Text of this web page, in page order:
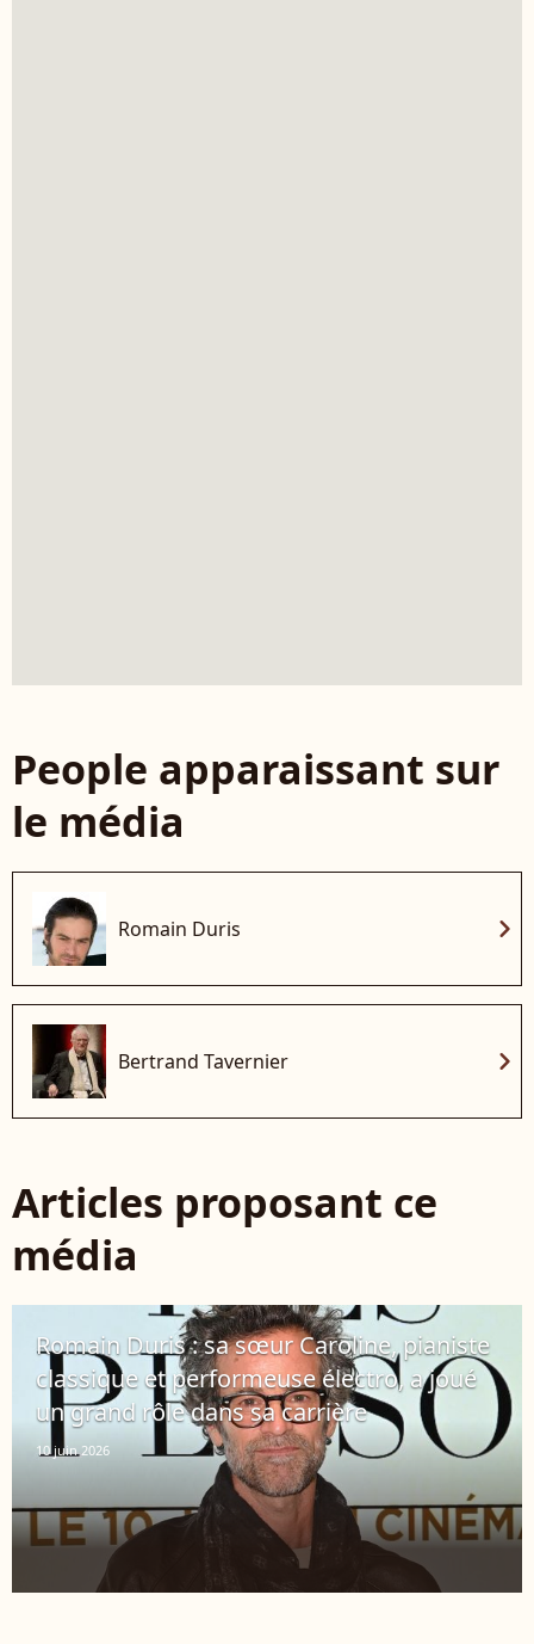
People apparaissant sur
le média
Romain Duris chevron_right
Bertrand Tavernier chevron_right
Articles proposant ce
média
Romain Duris : sa sœur Caroline, pianiste
classique et performeuse électro, a joué
un grand rôle dans sa carrière
10 juin 2026